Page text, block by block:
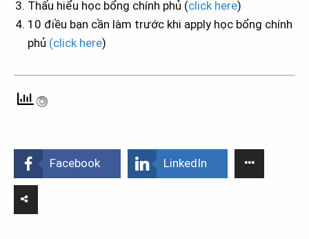
Thấu hiểu học bổng chính phủ (click here)
10 điều bạn cần làm trước khi apply học bổng chính
phủ (click here)
Facebook LinkedIn